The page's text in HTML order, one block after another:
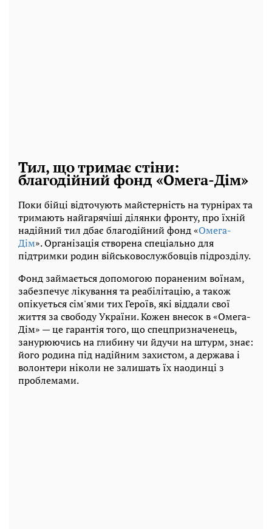
Тил, що тримає стіни:
благодійний фонд «Омега-Дім»
Поки бійці відточують майстерність на турнірах та
тримають найгарячіші ділянки фронту, про їхній
надійний тил дбає благодійний фонд «Омега-
Дім». Організація створена спеціально для
підтримки родин військовослужбовців підрозділу.
Фонд займається допомогою пораненим воїнам,
забезпечує лікування та реабілітацію, а також
опікується сім'ями тих Героїв, які віддали свої
життя за свободу України. Кожен внесок в «Омега-
Дім» — це гарантія того, що спецпризначенець,
занурюючись на глибину чи йдучи на штурм, знає:
його родина під надійним захистом, а держава і
волонтери ніколи не залишать їх наодинці з
проблемами.